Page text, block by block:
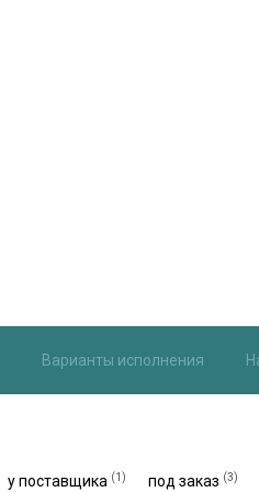
Варианты исполнения
у поставщика (1) под заказ (3)